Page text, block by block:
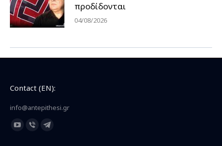
προδίδονται
04/08/2026
Contact (EN):
info@antepithesi.gr
Find us on:
YouTubeViberTelegram